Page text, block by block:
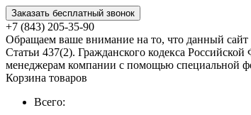
Заказать бесплатный звонок
+7 (843) 205-35-90
Обращаем ваше внимание на то, что данный
Статьи 437(2). Гражданского кодекса
менеджерам компании с помощью специальной
Корзина товаров
Всего: